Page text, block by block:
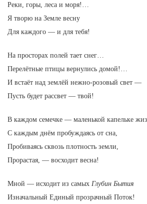
Реки, горы, леса и моря!…
Я творю на Земле весну
Для каждого — и для тебя!
На просторах полей тает снег…
Перелётные птицы вернулись домой!…
И встаёт над землёй нежно-розовый свет —
Пусть будет рассвет — твой!
В каждом семечке — маленькой капельке
С каждым днём пробуждаясь от сна,
Пробиваясь сквозь плотность земли,
Прорастая, — восходит весна!
Мной — исходит из самых Глубин Бытия
Изначальный Единый прозрачный Поток!